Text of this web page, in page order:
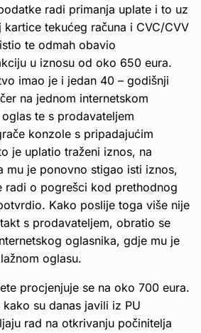
radi primanja uplate i to uz
tekućeg računa i CVC/CVV
te odmah obavio
u iznosu od oko 650 eura.
imao je i jedan 40 – godišnji
na jednom internetskom
te s prodavateljem
konzole s pripadajućim
je uplatio traženi iznos, na
mu je ponovno stigao isti iznos,
radi o pogrešci kod prethodnog
Kako poslije toga više nije
s prodavateljem, obratio se
oglasnika, gdje mu je
oglasu.
procjenjuje se na oko 700 eura.
su danas javili iz PU
rad na otkrivanju počinitelja